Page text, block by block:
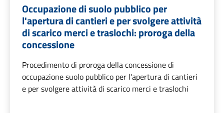
Occupazione di suolo pubblico per
l'apertura di cantieri e per svolgere attività
di scarico merci e traslochi: proroga della
concessione
Procedimento di proroga della concessione di
occupazione suolo pubblico per l'apertura di cantieri
e per svolgere attività di scarico merci e traslochi